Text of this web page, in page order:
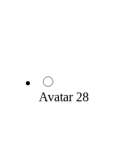
Avatar 28